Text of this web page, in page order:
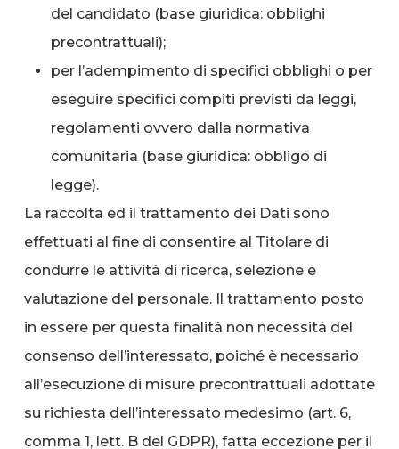
del candidato (base giuridica: obblighi
precontrattuali);
per l’adempimento di specifici obblighi o per
eseguire specifici compiti previsti da leggi,
regolamenti ovvero dalla normativa
comunitaria (base giuridica: obbligo di
legge).
La raccolta ed il trattamento dei Dati sono
effettuati al fine di consentire al Titolare di
condurre le attività di ricerca, selezione e
valutazione del personale. Il trattamento posto
in essere per questa finalità non necessità del
consenso dell’interessato, poiché è necessario
all’esecuzione di misure precontrattuali adottate
su richiesta dell’interessato medesimo (art. 6,
comma 1, lett. B del GDPR), fatta eccezione per il